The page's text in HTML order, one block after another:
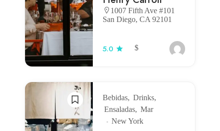
1007 Fifth Ave #101
San Diego, CA 92101
5.0 $
Bebidas
Drinks
Ensaladas
Mar
New York